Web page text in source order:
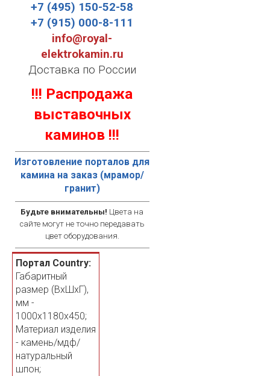
+7 (495) 150-52-58
+7 (915) 000-8-111
info@royal-
elektrokamin.ru
Доставка по России
!!! Распродажа
выставочных
каминов !!!
Изготовление порталов для
камина на заказ (мрамор/
гранит)
Будьте внимательны! Цвета на
сайте могут не точно передавать
цвет оборудования.
Портал Country:
Габаритный
размер (ВхШхГ),
мм -
1000х1180х450;
Материал изделия
- камень/мдф/
натуральный
шпон;